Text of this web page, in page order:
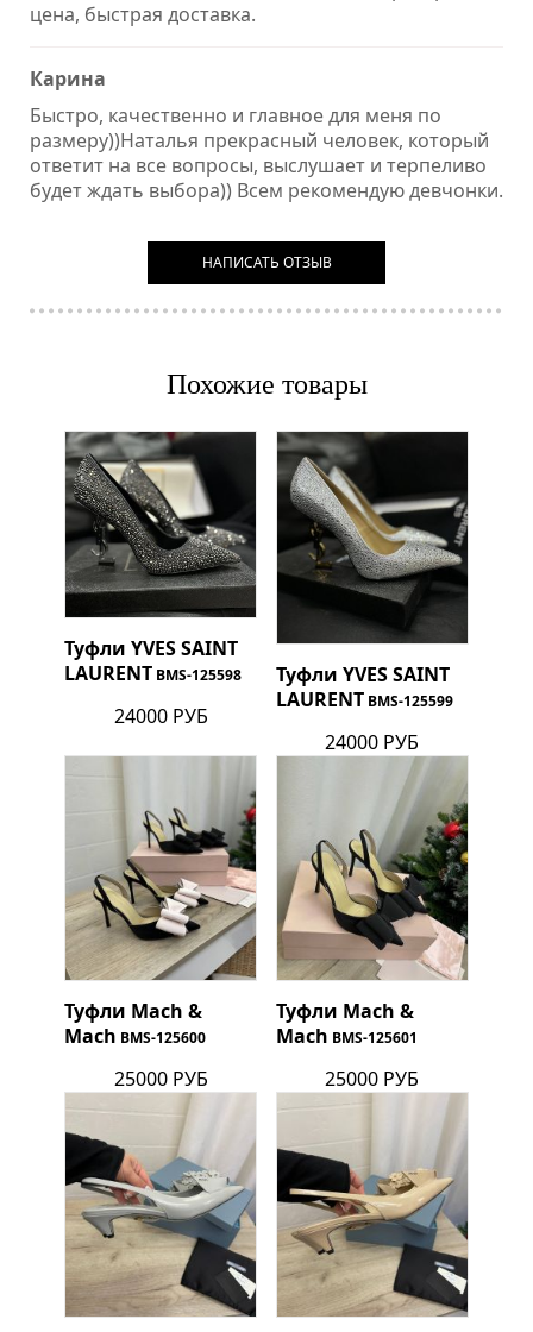
цена, быстрая доставка.
Карина
Быстро, качественно и главное для меня по
размеру))Наталья прекрасный человек, который
ответит на все вопросы, выслушает и терпеливо
будет ждать выбора)) Всем рекомендую девчонки.
НАПИСАТЬ ОТЗЫВ
Похожие товары
Туфли YVES SAINT
LAURENT BMS-125598
24000 РУБ
Туфли YVES SAINT
LAURENT BMS-125599
24000 РУБ
Туфли Mach &
Mach BMS-125600
25000 РУБ
Туфли Mach &
Mach BMS-125601
25000 РУБ